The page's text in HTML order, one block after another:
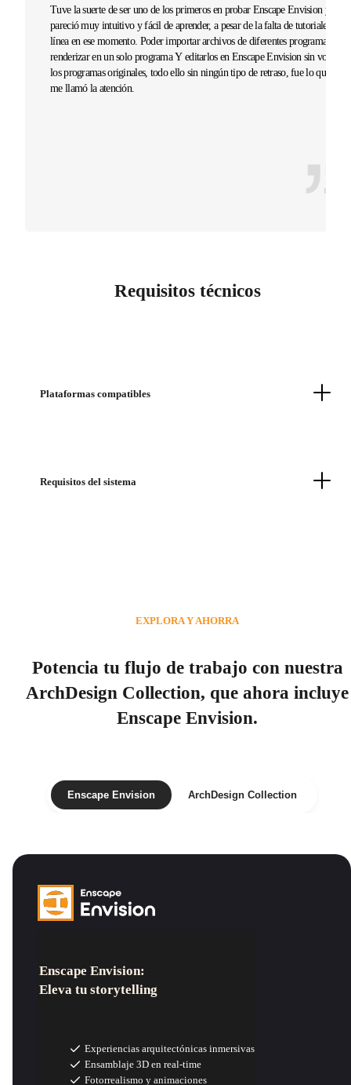
Tuve la suerte de ser uno de los primeros en probar Enscape Envision y me
pareció muy intuitivo y fácil de aprender, a pesar de la falta de tutoriales en
línea en ese momento. Poder importar archivos de diferentes programas para
renderizar en un solo programa Y editarlos en Enscape Envision sin volver a
los programas originales, todo ello sin ningún tipo de retraso, fue lo que más
me llamó la atención.
Requisitos técnicos
Plataformas compatibles
Requisitos del sistema
Potencia tu flujo de trabajo con nuestra
ArchDesign Collection, que ahora incluye
Enscape Envision.
EXPLORA Y AHORRA
Enscape Envision ArchDesign Collection
Enscape Envision:
Eleva tu storytelling
Experiencias arquitectónicas inmersivas
Ensamblaje 3D en real-time
Fotorrealismo y animaciones